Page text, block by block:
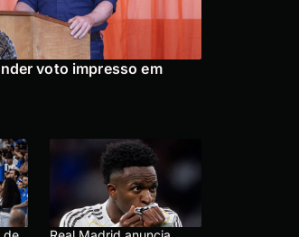
voto impresso em